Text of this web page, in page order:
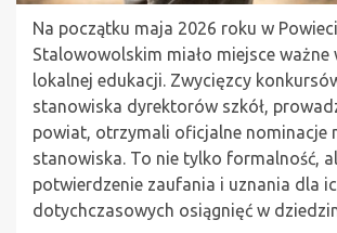
Na początku maja 2026 roku w
Stalowowolskim miało miejsce ważne
lokalnej edukacji. Zwycięzcy
stanowiska dyrektorów szkół,
powiat, otrzymali oficjalne nominacje
stanowiska. To nie tylko formalność,
potwierdzenie zaufania i uznania dla
dotychczasowych osiągnięć w